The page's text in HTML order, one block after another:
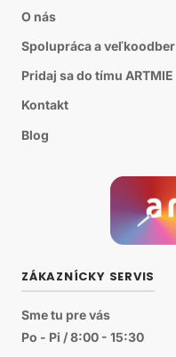
O nás
Spolupráca a veľkoodber
Pridaj sa do tímu ARTMIE
Kontakt
Blog
ZÁKAZNÍCKY SERVIS
Sme tu pre vás
Po - Pi / 8:00 - 15:30